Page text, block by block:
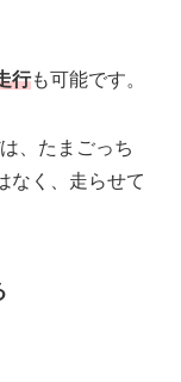
行も可能です。
、たまごっち
なく、走らせて